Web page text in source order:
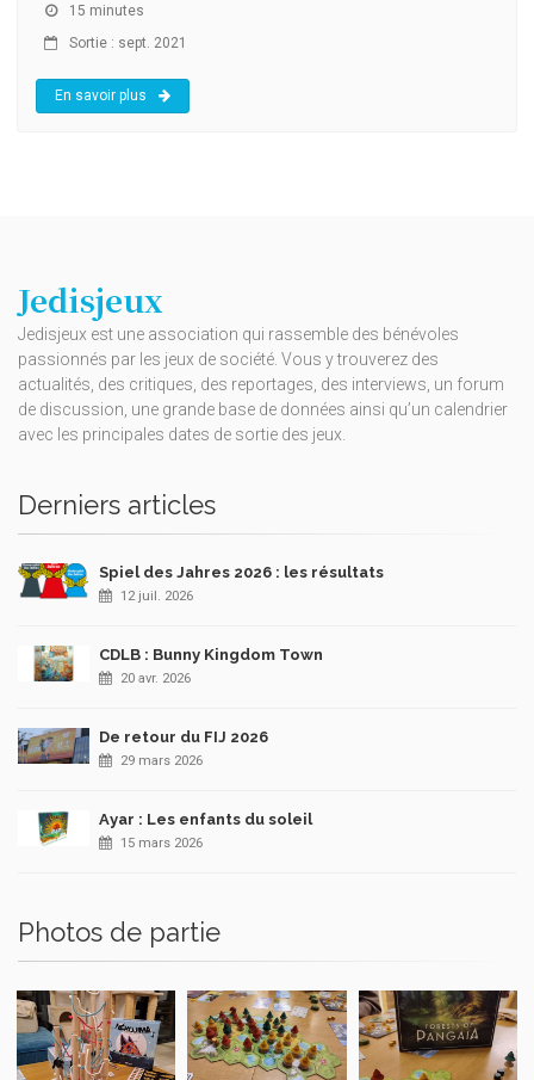
15 minutes
Sortie : sept. 2021
En savoir plus
Jedisjeux
Jedisjeux est une association qui rassemble des bénévoles
passionnés par les jeux de société. Vous y trouverez des
actualités, des critiques, des reportages, des interviews, un forum
de discussion, une grande base de données ainsi qu’un calendrier
avec les principales dates de sortie des jeux.
Derniers articles
Spiel des Jahres 2026 : les résultats
12 juil. 2026
CDLB : Bunny Kingdom Town
20 avr. 2026
De retour du FIJ 2026
29 mars 2026
Ayar : Les enfants du soleil
15 mars 2026
Photos de partie